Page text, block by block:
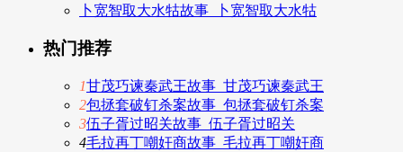
卜宽智取大水牯故事_卜宽智取大水牯
热门推荐
1甘茂巧谏秦武王故事_甘茂巧谏秦武王
2包拯套破钉杀案故事_包拯套破钉杀案
3伍子胥过昭关故事_伍子胥过昭关
4毛拉再丁嘲奸商故事_毛拉再丁嘲奸商